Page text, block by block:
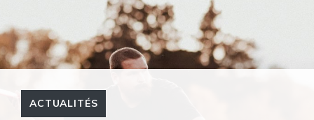
ACTUALITÉS